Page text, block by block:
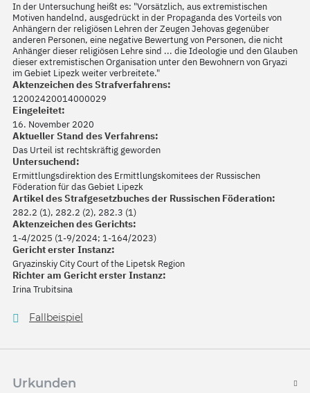
In der Untersuchung heißt es: "Vorsätzlich, aus extremistischen
Motiven handelnd, ausgedrückt in der Propaganda des Vorteils von
Anhängern der religiösen Lehren der Zeugen Jehovas gegenüber
anderen Personen, eine negative Bewertung von Personen, die nicht
Anhänger dieser religiösen Lehre sind ... die Ideologie und den Glauben
dieser extremistischen Organisation unter den Bewohnern von Gryazi
im Gebiet Lipezk weiter verbreitete."
Aktenzeichen des Strafverfahrens:
12002420014000029
Eingeleitet:
16. November 2020
Aktueller Stand des Verfahrens:
Das Urteil ist rechtskräftig geworden
Untersuchend:
Ermittlungsdirektion des Ermittlungskomitees der Russischen
Föderation für das Gebiet Lipezk
Artikel des Strafgesetzbuches der Russischen Föderation:
282.2 (1), 282.2 (2), 282.3 (1)
Aktenzeichen des Gerichts:
1-4/2025 (1-9/2024; 1-164/2023)
Gericht erster Instanz:
Gryazinskiy City Court of the Lipetsk Region
Richter am Gericht erster Instanz:
Irina Trubitsina
Fallbeispiel
Urkunden